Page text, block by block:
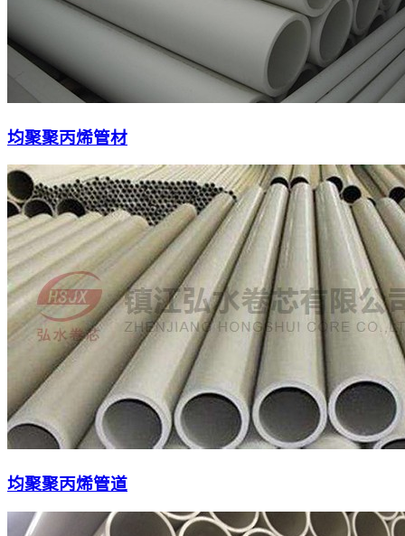
均聚聚丙烯管材
均聚聚丙烯管道